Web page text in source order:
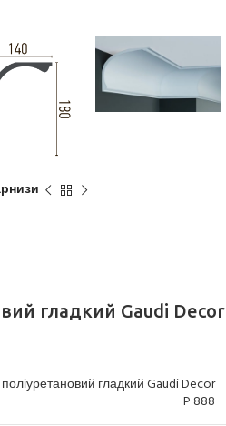
гладкий Gaudi Decor
гладкий Gaudi Decor
P 888